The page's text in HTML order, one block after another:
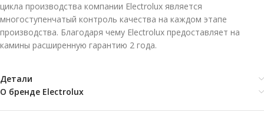
цикла производства компании Electrolux является
многоступенчатый контроль качества на каждом этапе
производства. Благодаря чему Electrolux предоставляет на
камины расширенную гарантию 2 года.
Детали
О бренде Electrolux